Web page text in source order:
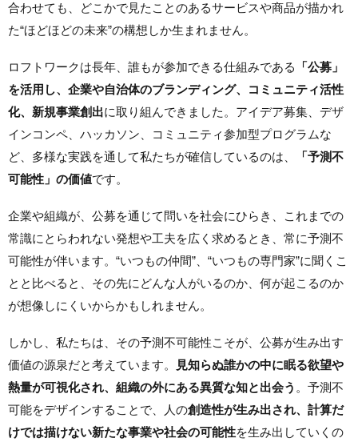
合わせても、どこかで見たことのあるサービスや商品が描かれ
た“ほどほどの未来”の構想しか生まれません。
ロフトワークは長年、誰もが参加できる仕組みである
「公募」
を活用し、企業や自治体のブランディング、コミュニティ活性
化、新規事業創出に取り組んできました。アイデア募集、デザ
インコンペ、ハッカソン、コミュニティ参加型プログラムな
ど、多様な実践を通して私たちが確信しているのは、
「予測不
可能性」の価値です。
企業や組織が、公募を通じて問いを社会にひらき、これまでの
常識にとらわれない発想や工夫を広く求めるとき、常に予測不
可能性が伴います。“いつもの仲間”、“いつもの専門家”に聞くこ
とと比べると、その先にどんな人がいるのか、何が起こるのか
が想像しにくいからかもしれません。
しかし、私たちは、その予測不可能性こそが、公募が生み出す
価値の源泉だと考えています。
見知らぬ誰かの中に眠る欲望や
熱量が可視化され、組織の外にある異質な知と出会う 。予測不
可能をデザインすることで、人の創造性が生み出され、計算だ
けでは描けない新たな事業や社会の可能性を生み出していくの